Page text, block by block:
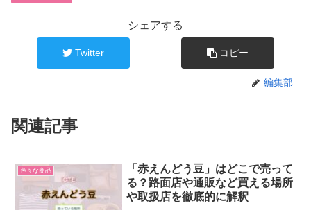
シェアする
Twitter コピー
編集部
関連記事
色々な商品
「赤えんどう豆」はどこで売って
る？路面店や通販など買える場所
や取扱店を徹底的に解釈